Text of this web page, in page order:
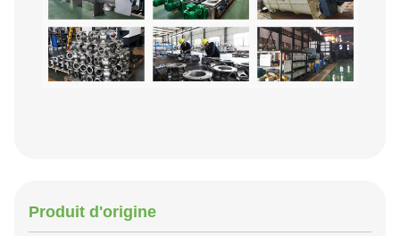
Produit d'origine